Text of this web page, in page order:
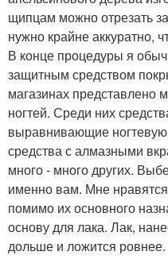
щипцам можно отрезать
нужно крайне аккуратно,
В конце процедуры я
защитным средством
магазинах представлено
ногтей. Среди них
выравнивающие
средства с алмазными
много - много других.
именно вам. Мне
помимо их основного
основу для лака. Лак,
дольше и ложится ровнее.